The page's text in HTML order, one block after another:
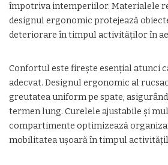
împotriva intemperiilor. Materialele
designul ergonomic protejează
deteriorare în timpul activităților în
Confortul este firește esențial atunci
adecvat. Designul ergonomic al
greutatea uniform pe spate,
termen lung. Curelele ajustabile și
compartimente optimizează
mobilitatea ușoară în timpul